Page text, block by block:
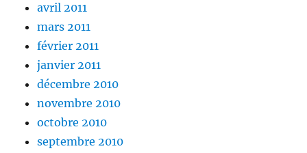
avril 2011
mars 2011
février 2011
janvier 2011
décembre 2010
novembre 2010
octobre 2010
septembre 2010